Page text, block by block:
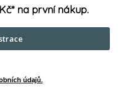
upozornění. Obrázky mají ilustrační
na první nákup.
údajů.